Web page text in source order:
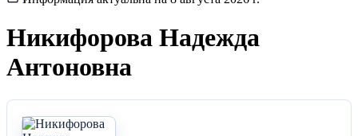
Никифорова Надежда
Антоновна